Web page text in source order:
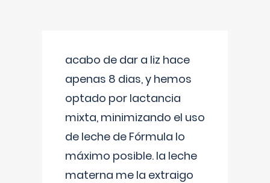
acabo de dar a liz hace
apenas 8 dias, y hemos
optado por lactancia
mixta, minimizando el uso
de leche de Fórmula lo
máximo posible. la leche
materna me la extraigo